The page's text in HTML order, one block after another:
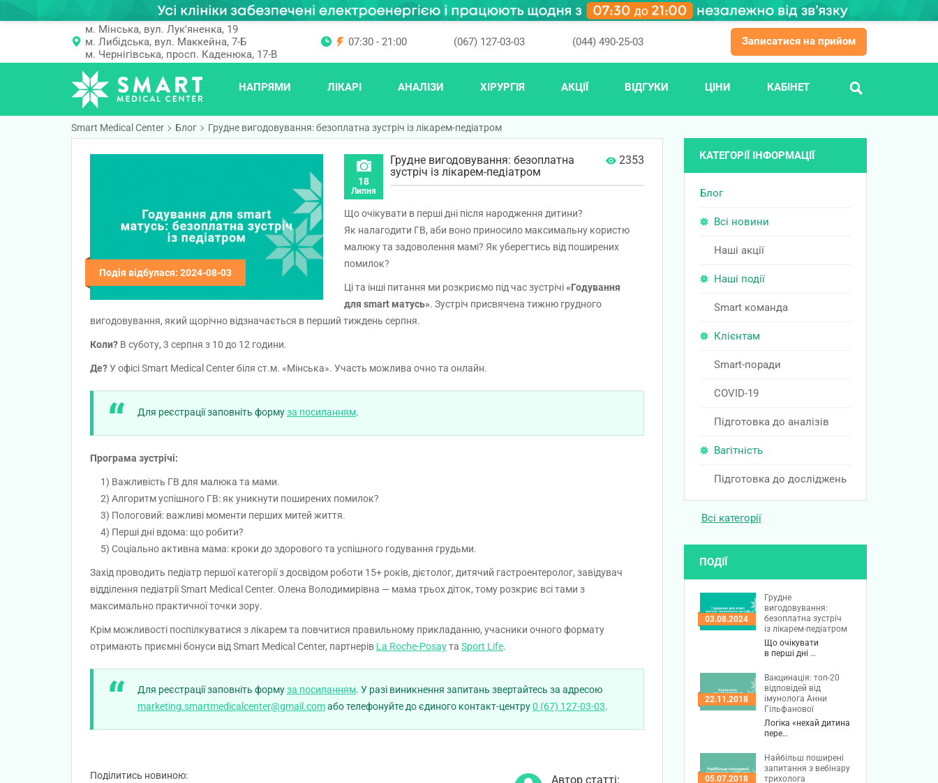
ПОШУК
м. Мінська, вул. Лук'яненка, 19
м. Либідська, вул. Маккейна, 7-Б
м. Чернігівська, просп. Каденюка, 17-В
07:30 - 21:00 (067) 127-03-03 (044) 490-25-03 Записатися на прийом
НАПРЯМИ ЛІКАРІ АНАЛІЗИ ХІРУРГІЯ АКЦІЇ ВІДГУКИ ЦІНИ КАБІНЕТ
Smart Medical Center Блог Грудне вигодовування: безоплатна зустріч із лікарем-педіатром
Подія відбулася: 2024-08-03
18
Липня
2353
Грудне вигодовування: безоплатна
зустріч із лікарем-педіатром
Що очікувати в перші дні після народження дитини?
Як налагодити ГВ, аби воно приносило максимальну користю
малюку та задоволення мамі? Як уберегтись від поширених
помилок?
Ці та інші питання ми розкриємо під час зустрічі«Годування
для smart матусь». Зустріч присвячена тижню грудного
вигодовування, який щорічно відзначається в перший тиждень серпня.
Коли? В суботу, 3 серпня з 10 до 12 години.
Де?У офісі Smart Medical Center біля ст.м. «Мінська». Участь можлива очно та онлайн.
Для реєстрації заповніть формуза посиланням.
Програма зустрічі:
Важливість ГВ для малюка та мами.
Алгоритм успішного ГВ: як уникнути поширених помилок?
Пологовий: важливі моменти перших митей життя.
Перші дні вдома: що робити?
Соціально активна мама: кроки до здорового та успішного годування грудьми.
Захід проводить педіатр першої категорії з досвідом роботи 15+ років, дієтолог, дитячий гастроентеролог, завідувач
відділення педіатрії Smart Medical Center. Олена Володимирівна — мама трьох діток, тому розкриє всі тами з
максимально практичної точки зору.
Крім можливості поспілкуватися з лікарем та повчитися правильному прикладанню, учасники очного формату
отримають приємні бонуси від Smart Medical Center, партнерів La Roche-Posayта Sport Life.
Для реєстрації заповніть формуза посиланням. У разі виникнення запитань звертайтесь за адресою
marketing.smartmedicalcenter@gmail.comабо телефонуйте до єдиного контакт-центру0 (67) 127-03-03.
Поділитись новиною: Автор статті:
КАТЕГОРІЇ ІНФОРМАЦІЇ
Блог
Всі новини
Наші акції
Наші події
Smart команда
Клієнтам
Smart-поради
COVID-19
Підготовка до аналізів
Вагітність
Підготовка до досліджень
Всі категорії
ПОДІЇ
03.08.2024
Грудне
вигодовування:
безоплатна зустріч
із лікарем-педіатром
Що очікувати
в перші дні …
22.11.2018
Вакцинація: топ-20
відповідей від
імунолога Анни
Гільфанової
Логіка «нехай дитина
пере…
05.07.2018
Найбільш поширені
запитання з вебінару
трихолога